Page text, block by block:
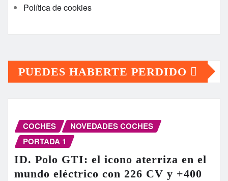
Política de cookies
PUEDES HABERTE PERDIDO
COCHES
NOVEDADES COCHES
PORTADA 1
ID. Polo GTI: el icono aterriza en el
mundo eléctrico con 226 CV y +400